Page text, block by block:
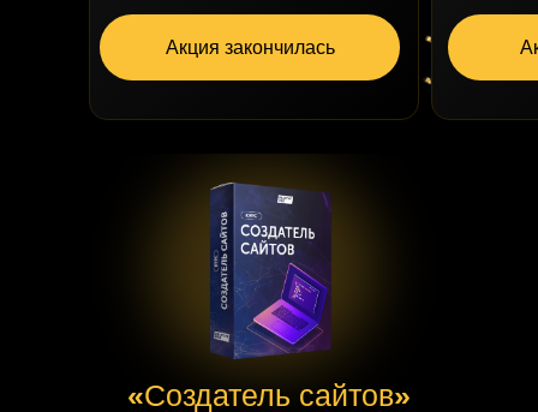
Акция закончилась
«Создатель сайтов»